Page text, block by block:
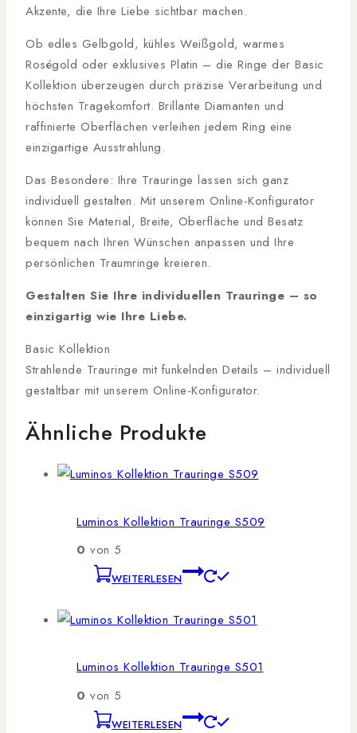
Akzente, die Ihre Liebe sichtbar machen.
Ob edles Gelbgold, kühles Weißgold, warmes
Roségold oder exklusives Platin – die Ringe der Basic
Kollektion überzeugen durch präzise Verarbeitung und
höchsten Tragekomfort. Brillante Diamanten und
raffinierte Oberflächen verleihen jedem Ring eine
einzigartige Ausstrahlung.
Das Besondere: Ihre Trauringe lassen sich ganz
individuell gestalten. Mit unserem Online-Konfigurator
können Sie Material, Breite, Oberfläche und Besatz
bequem nach Ihren Wünschen anpassen und Ihre
persönlichen Traumringe kreieren.
Gestalten Sie Ihre individuellen Trauringe – so
einzigartig wie Ihre Liebe.
Basic Kollektion
Strahlende Trauringe mit funkelnden Details – individuell
gestaltbar mit unserem Online-Konfigurator.
Ähnliche Produkte
Luminos Kollektion Trauringe S509
0 von 5
WEITERLESEN
Luminos Kollektion Trauringe S501
0 von 5
WEITERLESEN